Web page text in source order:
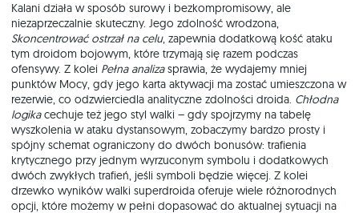
Kalani działa w sposób surowy i bezkompromisowy, ale
niezaprzeczalnie skuteczny. Jego zdolność wrodzona,
Skoncentrować ostrzał na celu, zapewnia dodatkową kość ataku
tym droidom bojowym, które trzymają się razem podczas
ofensywy. Z kolei Pełna analizasprawia, że wydajemy mniej
punktów Mocy, gdy jego karta aktywacji ma zostać umieszczona w
rezerwie, co odzwierciedla analityczne zdolności droida. Chłodna
logikacechuje też jego styl walki – gdy spojrzymy na tabelę
wyszkolenia w ataku dystansowym, zobaczymy bardzo prosty i
spójny schemat ograniczony do dwóch bonusów: trafienia
krytycznego przy jednym wyrzuconym symbolu i dodatkowych
dwóch zwykłych trafień, jeśli symboli będzie więcej. Z kolei
drzewko wyników walki superdroida oferuje wiele różnorodnych
opcji, które możemy w pełni dopasować do aktualnej sytuacji na